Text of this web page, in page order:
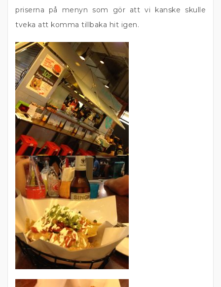
priserna på menyn som gör att vi kanske skulle
tveka att komma tillbaka hit igen.